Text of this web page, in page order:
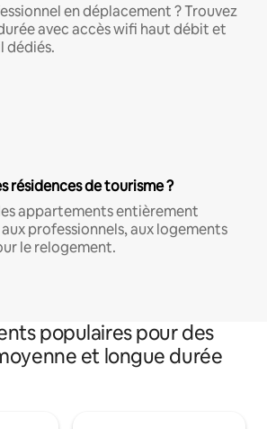
en déplacement ? Trouvez
avec accès wifi haut débit et
dédiés.
résidences de tourisme ?
appartements entièrement
professionnels, aux logements
le relogement.
populaires pour des
et longue durée